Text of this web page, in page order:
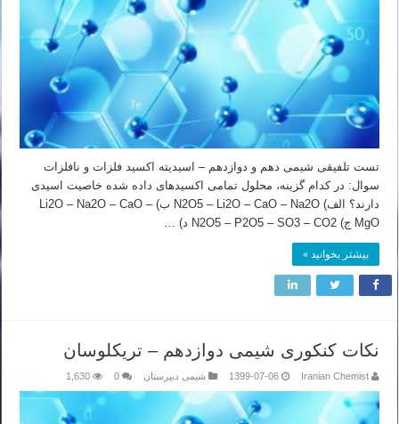
تست تلفیقی شیمی دهم و دوازدهم – اسیدیته اکسید فلزات و نافلزات
سوال: در کدام گزینه، محلول تمامی اکسیدهای داده شده خاصیت اسیدی
دارند؟ الف) N2O5 – Li2O – CaO – Na2O ب) Li2O – Na2O – CaO –
MgO ج) N2O5 – P2O5 – SO3 – CO2 د) …
بیشتر بخوانید »
نکات کنکوری شیمی دوازدهم – تریکلوسان
Iranian Chemist
1399-07-06 شیمی دبیرستان 0
1,630